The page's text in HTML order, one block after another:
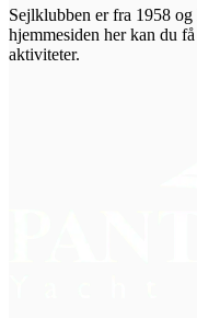
Sejlklubben er fra 1958
hjemmesiden her kan du
aktiviteter.